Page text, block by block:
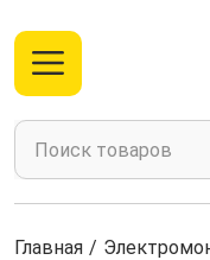
Главная /